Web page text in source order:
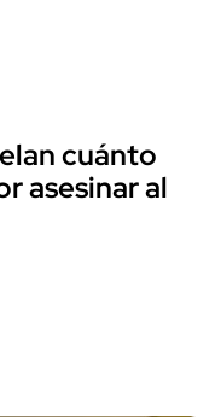
cuánto
asesinar al